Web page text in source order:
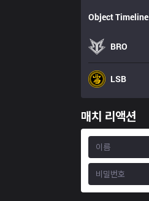
Object Timeline
BRO
LSB
매치 리액션